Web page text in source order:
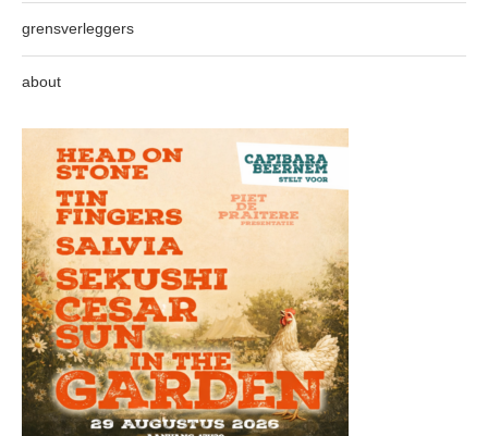
grensverleggers
about